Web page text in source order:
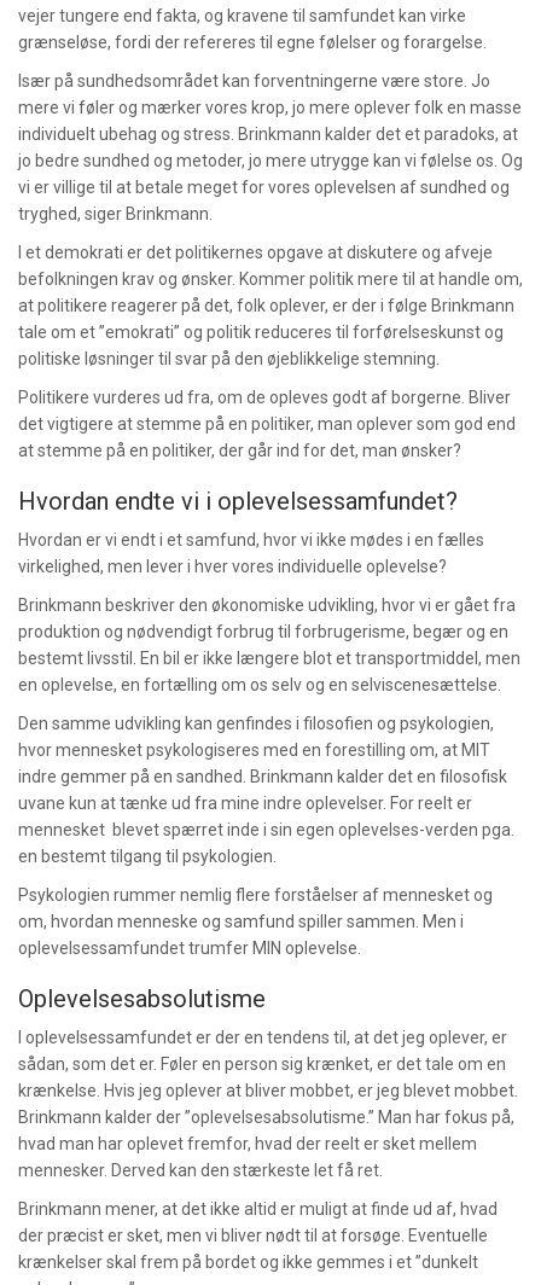
vejer tungere end fakta, og kravene til samfundet kan virke
grænseløse, fordi der refereres til egne følelser og forargelse.
Især på sundhedsområdet kan forventningerne være store. Jo
mere vi føler og mærker vores krop, jo mere oplever folk en masse
individuelt ubehag og stress. Brinkmann kalder det et paradoks, at
jo bedre sundhed og metoder, jo mere utrygge kan vi følelse os. Og
vi er villige til at betale meget for vores oplevelsen af sundhed og
tryghed, siger Brinkmann.
I et demokrati er det politikernes opgave at diskutere og afveje
befolkningen krav og ønsker. Kommer politik mere til at handle om,
at politikere reagerer på det, folk oplever, er der i følge Brinkmann
tale om et ”emokrati” og politik reduceres til forførelseskunst og
politiske løsninger til svar på den øjeblikkelige stemning.
Politikere vurderes ud fra, om de opleves godt af borgerne. Bliver
det vigtigere at stemme på en politiker, man oplever som god end
at stemme på en politiker, der går ind for det, man ønsker?
Hvordan endte vi i oplevelsessamfundet?
Hvordan er vi endt i et samfund, hvor vi ikke mødes i en fælles
virkelighed, men lever i hver vores individuelle oplevelse?
Brinkmann beskriver den økonomiske udvikling, hvor vi er gået fra
produktion og nødvendigt forbrug til forbrugerisme, begær og en
bestemt livsstil. En bil er ikke længere blot et transportmiddel, men
en oplevelse, en fortælling om os selv og en selviscenesættelse.
Den samme udvikling kan genfindes i filosofien og psykologien,
hvor mennesket psykologiseres med en forestilling om, at MIT
indre gemmer på en sandhed. Brinkmann kalder det en filosofisk
uvane kun at tænke ud fra mine indre oplevelser. For reelt er
mennesket blevet spærret inde i sin egen oplevelses-verden pga.
en bestemt tilgang til psykologien.
Psykologien rummer nemlig flere forståelser af mennesket og
om, hvordan menneske og samfund spiller sammen. Men i
oplevelsessamfundet trumfer MIN oplevelse.
Oplevelsesabsolutisme
I oplevelsessamfundet er der en tendens til, at det jeg oplever, er
sådan, som det er. Føler en person sig krænket, er det tale om en
krænkelse. Hvis jeg oplever at bliver mobbet, er jeg blevet mobbet.
Brinkmann kalder der ”oplevelsesabsolutisme.” Man har fokus på,
hvad man har oplevet fremfor, hvad der reelt er sket mellem
mennesker. Derved kan den stærkeste let få ret.
Brinkmann mener, at det ikke altid er muligt at finde ud af, hvad
der præcist er sket, men vi bliver nødt til at forsøge. Eventuelle
krænkelser skal frem på bordet og ikke gemmes i et ”dunkelt